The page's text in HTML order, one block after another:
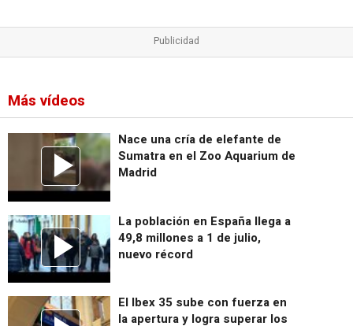
Más vídeos
Nace una cría de elefante de
Sumatra en el Zoo Aquarium de
Madrid
La población en España llega a
49,8 millones a 1 de julio,
nuevo récord
El Ibex 35 sube con fuerza en
la apertura y logra superar los